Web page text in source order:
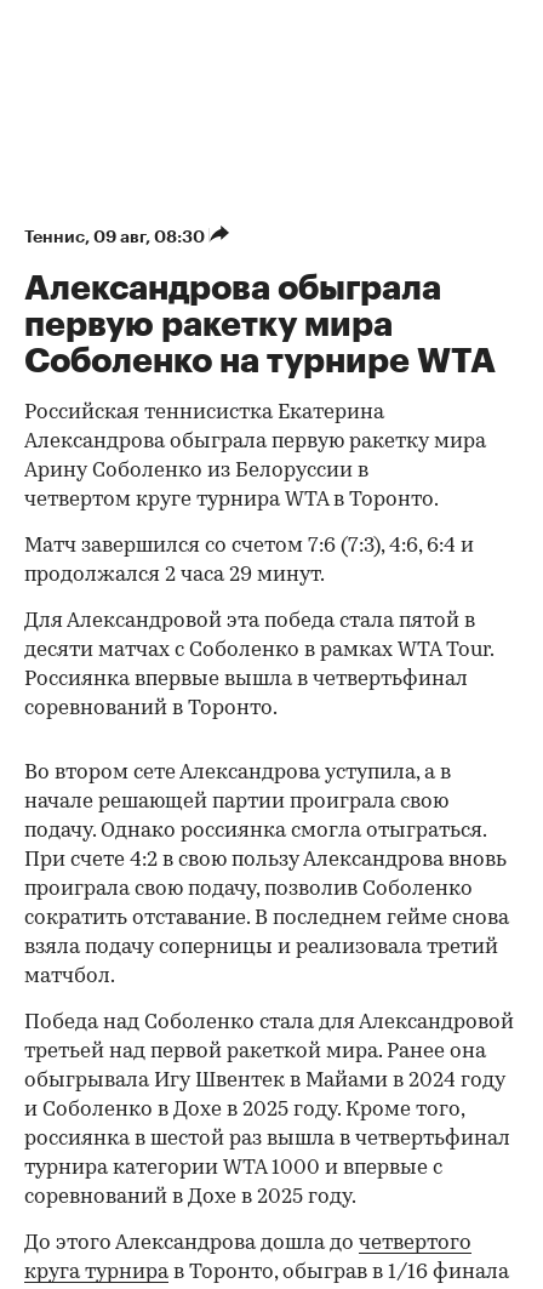
Теннис 09 авг, 08:30
Александрова обыграла
первую ракетку мира
Соболенко на турнире WTA
Российская теннисистка Екатерина
Александрова обыграла первую ракетку мира
Арину Соболенко из Белоруссии в
четвертом круге турнира WTA в Торонто.
Матч завершился со счетом 7:6 (7:3), 4:6, 6:4 и
продолжался 2 часа 29 минут.
Для Александровой эта победа стала пятой в
десяти матчах с Соболенко в рамках WTA Tour.
Россиянка впервые вышла в четвертьфинал
соревнований в Торонто.
Во втором сете Александрова уступила, а в
начале решающей партии проиграла свою
подачу. Однако россиянка смогла отыграться.
При счете 4:2 в свою пользу Александрова вновь
проиграла свою подачу, позволив Соболенко
сократить отставание. В последнем гейме снова
взяла подачу соперницы и реализовала третий
матчбол.
Победа над Соболенко стала для Александровой
третьей над первой ракеткой мира. Ранее она
обыгрывала Игу Швентек в Майами в 2024 году
и Соболенко в Дохе в 2025 году. Кроме того,
россиянка в шестой раз вышла в четвертьфинал
турнира категории WTA 1000 и впервые с
соревнований в Дохе в 2025 году.
До этого Александрова дошла до четвертого
круга турнирав Торонто, обыграв в 1/16 финала